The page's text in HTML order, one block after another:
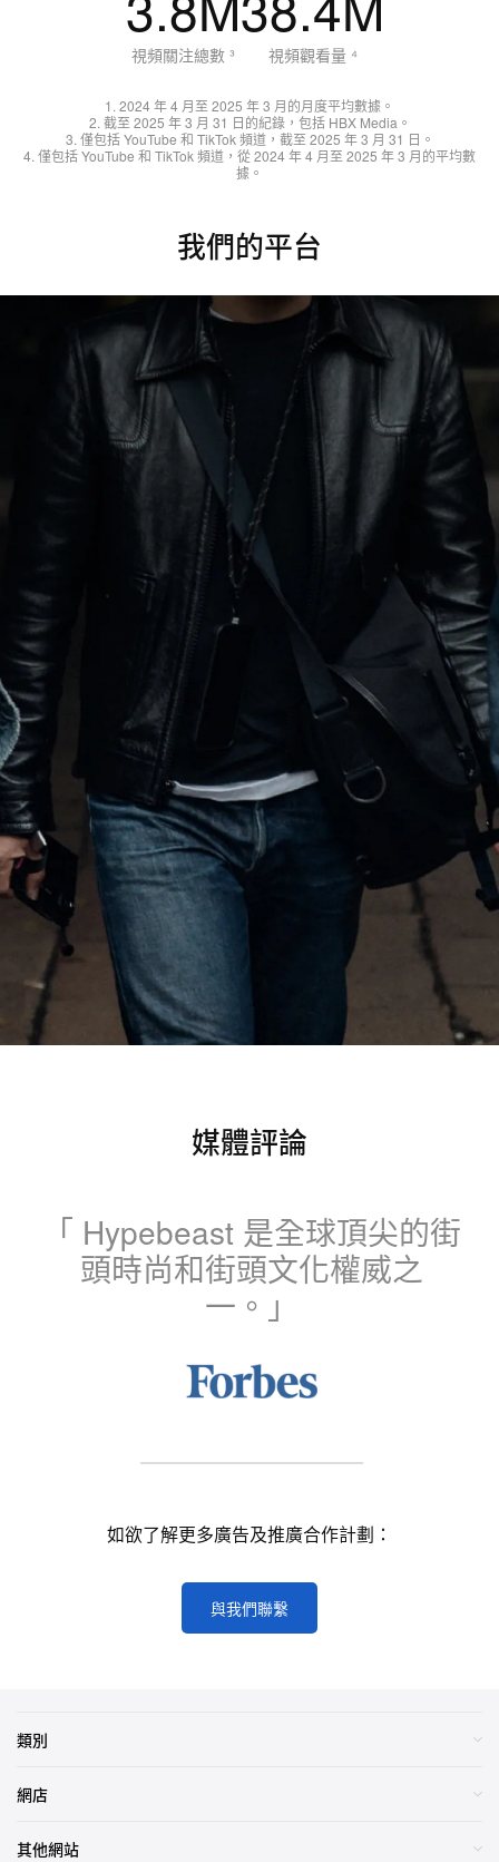
視頻關注總數 ³ 視頻觀看量 ⁴
1. 2024 年 4 月至 2025 年 3 月的月度平均數據。
2. 截至 2025 年 3 月 31 日的紀錄，包括 HBX Media。
3. 僅包括 YouTube 和 TikTok 頻道，截至 2025 年 3 月 31 日。
4. 僅包括 YouTube 和 TikTok 頻道，從 2024 年 4 月至 2025 年 3 月的平均數
據。
我們的平台
台，透過以編採主導的新聞和特輯展示精
心挑選的品牌和新興生活方式。
媒體評論
「 Hypebeast 是全球頂尖的街
頭時尚和街頭文化權威之
一。」
如欲了解更多廣告及推廣合作計劃：
與我們聯繫
類別
網店
其他網站